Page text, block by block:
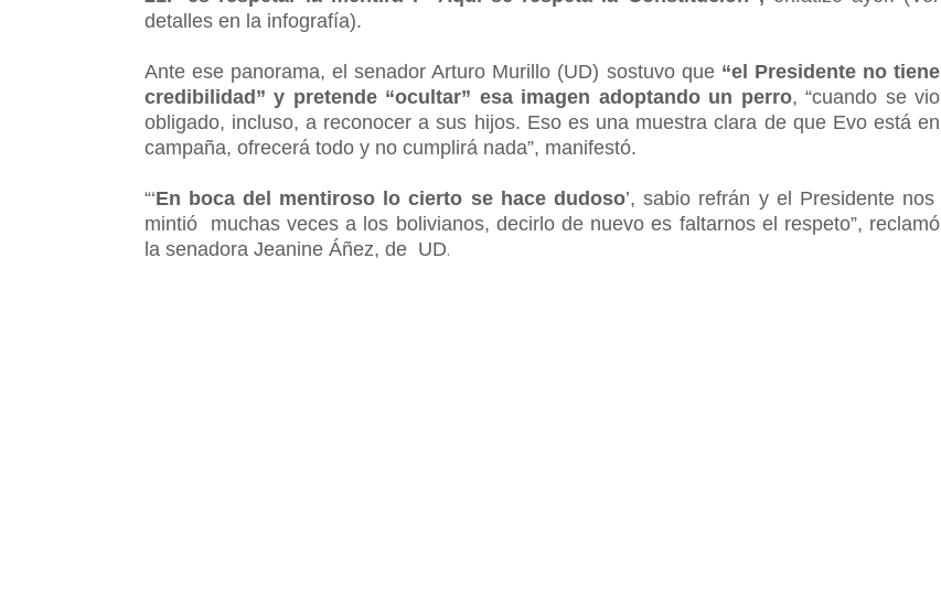
detalles en la infografía).
Ante ese panorama, el senador Arturo Murillo (UD) sostuvo que “el Presidente no tiene
credibilidad” y pretende “ocultar” esa imagen adoptando un perro, “cuando se vio
obligado, incluso, a reconocer a sus hijos. Eso es una muestra clara de que Evo está en
campaña, ofrecerá todo y no cumplirá nada”, manifestó.
“‘En boca del mentiroso lo cierto se hace dudoso’, sabio refrán y el Presidente nos
mintió muchas veces a los bolivianos, decirlo de nuevo es faltarnos el respeto”, reclamó
la senadora Jeanine Áñez, de UD.